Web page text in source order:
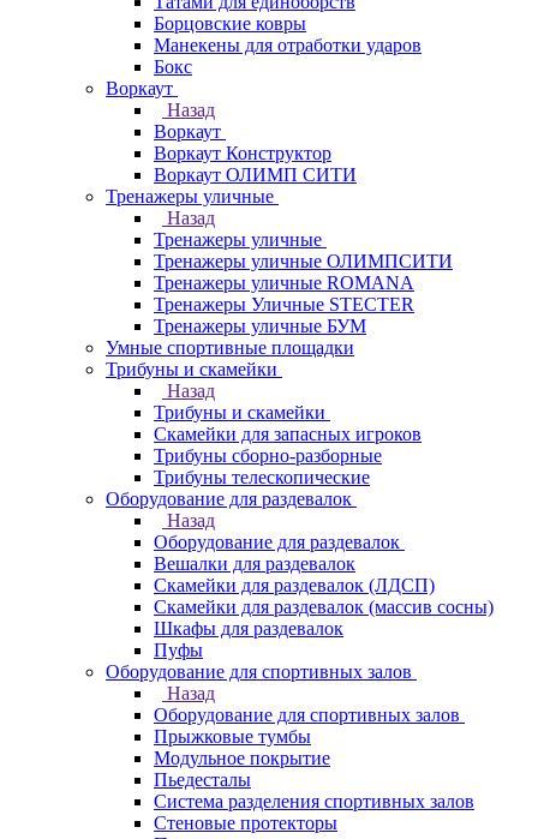
Борцовские ковры
Манекены для отработки ударов
Бокс
Воркаут
Назад
Воркаут
Воркаут Конструктор
Воркаут ОЛИМП СИТИ
Тренажеры уличные
Назад
Тренажеры уличные
Тренажеры уличные ОЛИМПСИТИ
Тренажеры уличные ROMANA
Тренажеры Уличные STECTER
Тренажеры уличные БУМ
Умные спортивные площадки
Трибуны и скамейки
Назад
Трибуны и скамейки
Скамейки для запасных игроков
Трибуны сборно-разборные
Трибуны телескопические
Оборудование для раздевалок
Назад
Оборудование для раздевалок
Вешалки для раздевалок
Скамейки для раздевалок (ЛДСП)
Скамейки для раздевалок (массив сосны)
Шкафы для раздевалок
Пуфы
Оборудование для спортивных залов
Назад
Оборудование для спортивных залов
Прыжковые тумбы
Модульное покрытие
Пьедесталы
Система разделения спортивных залов
Стеновые протекторы